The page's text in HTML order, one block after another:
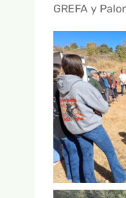
GREFA y